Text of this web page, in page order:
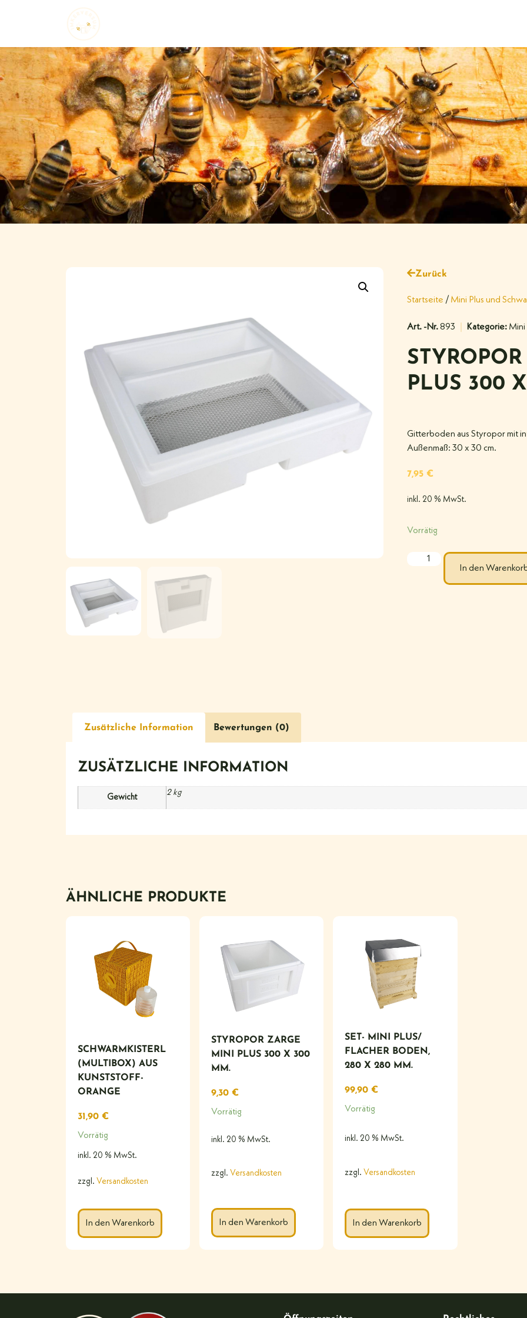
Zurück
Startseite / Mini Plus und
Art. -Nr.893 Kategorie: Mini
PLUS 300
Gitterboden aus Styropor mit
Außenmaß: 30 x 30 cm.
7,95 €
inkl. 20 % MwSt.
Vorrätig
In den
Zusätzliche Information Bewertungen (0)
ZUSÄTZLICHE INFORMATION
Gewicht
2 kg
ÄHNLICHE PRODUKTE
SCHWARMKISTERL
(MULTIBOX) AUS
KUNSTSTOFF-
ORANGE
31,90 €
Vorrätig
inkl. 20 % MwSt.
zzgl. Versandkosten
In den Warenkorb
STYROPOR ZARGE
MINI PLUS 300 X 300
MM.
9,30€
Vorrätig
inkl. 20 % MwSt.
zzgl. Versandkosten
In den Warenkorb
SET- MINI PLUS/
FLACHER BODEN,
280 X 280 MM.
99,90€
Vorrätig
inkl. 20 % MwSt.
zzgl.Versandkosten
In den Warenkorb